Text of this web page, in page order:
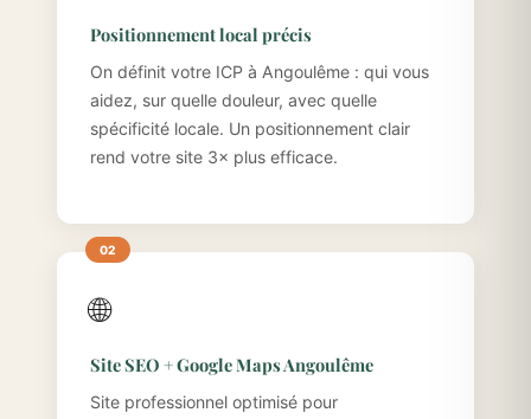
Positionnement local précis
On définit votre ICP à Angoulême : qui vous
aidez, sur quelle douleur, avec quelle
spécificité locale. Un positionnement clair
rend votre site 3× plus efficace.
🌐
Site SEO + Google Maps Angoulême
Site professionnel optimisé pour